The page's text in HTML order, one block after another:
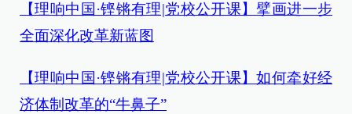
【理响中国·铿锵有理|党校公开课】擘画进一步
全面深化改革新蓝图
【理响中国·铿锵有理|党校公开课】如何牵好经
济体制改革的“牛鼻子”